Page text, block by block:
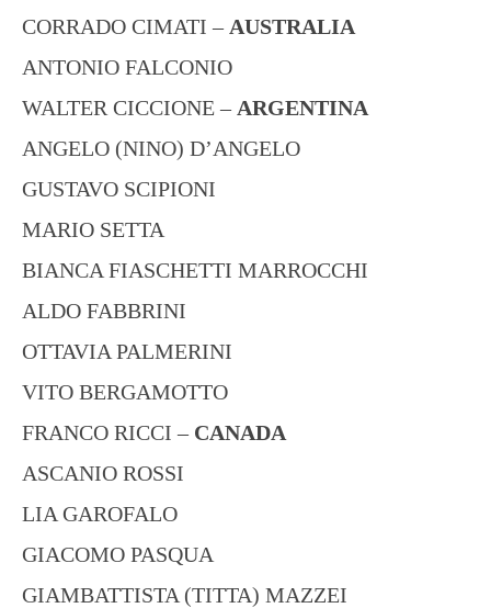
CORRADO CIMATI – AUSTRALIA
ANTONIO FALCONIO
WALTER CICCIONE – ARGENTINA
ANGELO (NINO) D’ANGELO
GUSTAVO SCIPIONI
MARIO SETTA
BIANCA FIASCHETTI MARROCCHI
ALDO FABBRINI
OTTAVIA PALMERINI
VITO BERGAMOTTO
FRANCO RICCI – CANADA
ASCANIO ROSSI
LIA GAROFALO
GIACOMO PASQUA
GIAMBATTISTA (TITTA) MAZZEI